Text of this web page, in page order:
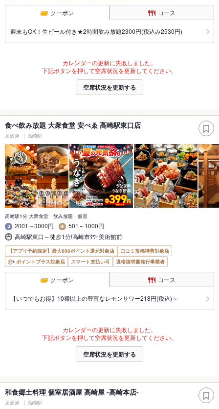
クーポン コース
週末もOK！生ビール付き★2時間飲み放題2300円(税込み2530円)
カレンダーの更新に失敗しました。
下記ボタンを押して空席状況を更新してください。
空席状況を更新する
食べ飲み放題 大衆食堂 安べゑ 高崎駅東口店
居酒屋 高崎駅
高崎駅1分 大衆食堂 飲み放題 個室
2001～3000円
501～1000円
高崎駅東口～徒歩1分!高崎市ﾀﾜｰ美術館前
【アプリ予約限定】最大800ポイント還元対象店
口コミ投稿特典対象店
ポイントプラス対象店
スマート支払い可 適格請求書発行事業者
クーポン コース
【いつでもお得】10種以上の豊富なレモンサワー218円(税込)～
カレンダーの更新に失敗しました。
下記ボタンを押して空席状況を更新してください。
空席状況を更新する
和食郷土料理 個室居酒屋 高崎屋 -高崎本店-
居酒屋 高崎駅